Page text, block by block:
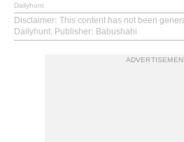
Dailyhunt
Disclaimer: This content has not been
Dailyhunt. Publisher: Babushahi